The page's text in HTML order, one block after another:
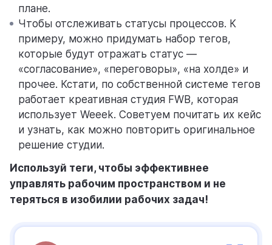
плане.
Чтобы отслеживать статусы процессов. К
примеру, можно придумать набор тегов,
которые будут отражать статус —
«согласование», «переговоры», «на холде» и
прочее. Кстати, по собственной системе тегов
работает креативная студия FWB, которая
использует Weeek. Советуем почитать их кейс
и узнать, как можно повторить оригинальное
решение студии.
Используй теги, чтобы эффективнее
управлять рабочим пространством и не
теряться в изобилии рабочих задач!